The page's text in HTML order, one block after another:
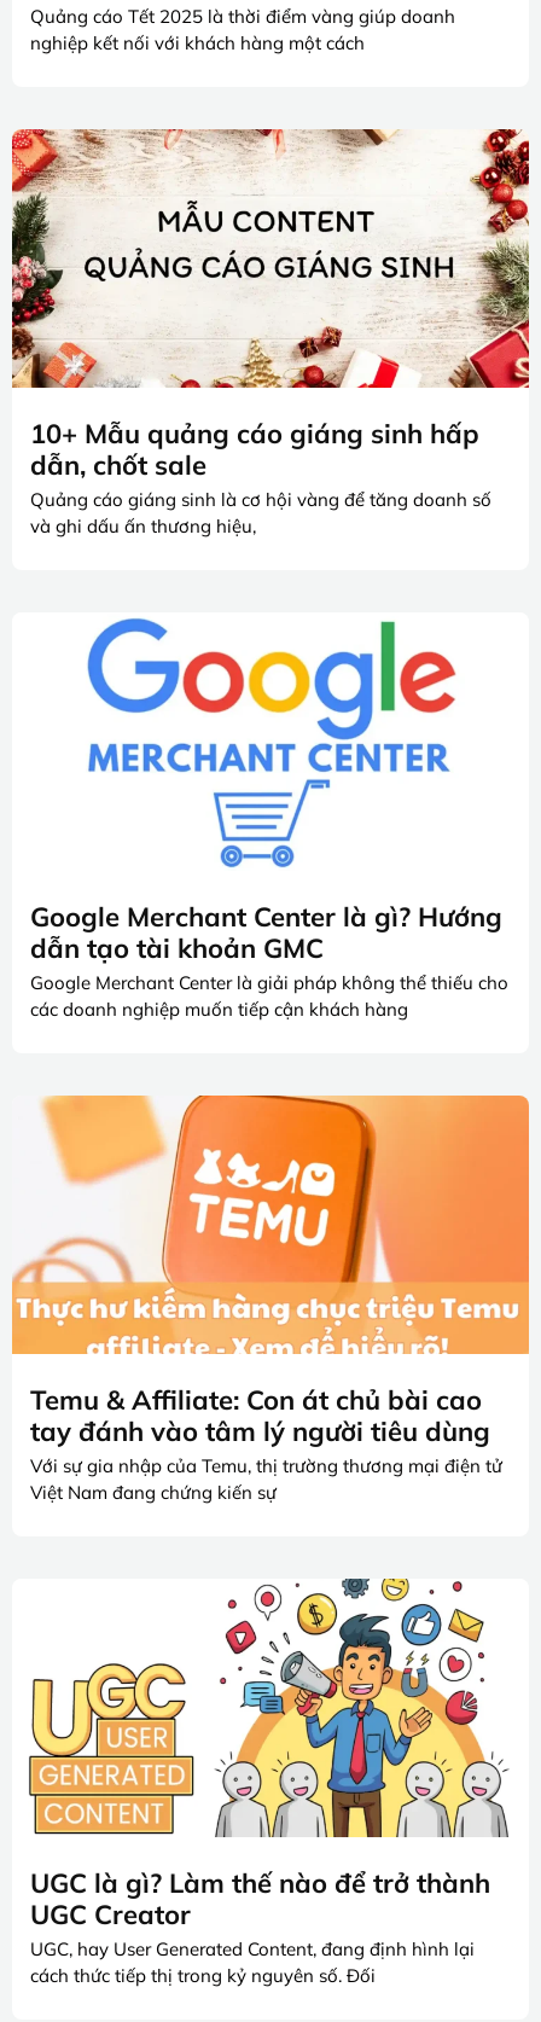
Quảng cáo Tết 2025 là thời điểm vàng giúp doanh
nghiệp kết nối với khách hàng một cách
10+ Mẫu quảng cáo giáng sinh hấp
dẫn, chốt sale
Quảng cáo giáng sinh là cơ hội vàng để tăng doanh số
và ghi dấu ấn thương hiệu,
Google Merchant Center là gì? Hướng
dẫn tạo tài khoản GMC
Google Merchant Center là giải pháp không thể thiếu cho
các doanh nghiệp muốn tiếp cận khách hàng
Temu & Affiliate: Con át chủ bài cao
tay đánh vào tâm lý người tiêu dùng
Với sự gia nhập của Temu, thị trường thương mại điện tử
Việt Nam đang chứng kiến sự
UGC là gì? Làm thế nào để trở thành
UGC Creator
UGC, hay User Generated Content, đang định hình lại
cách thức tiếp thị trong kỷ nguyên số. Đối